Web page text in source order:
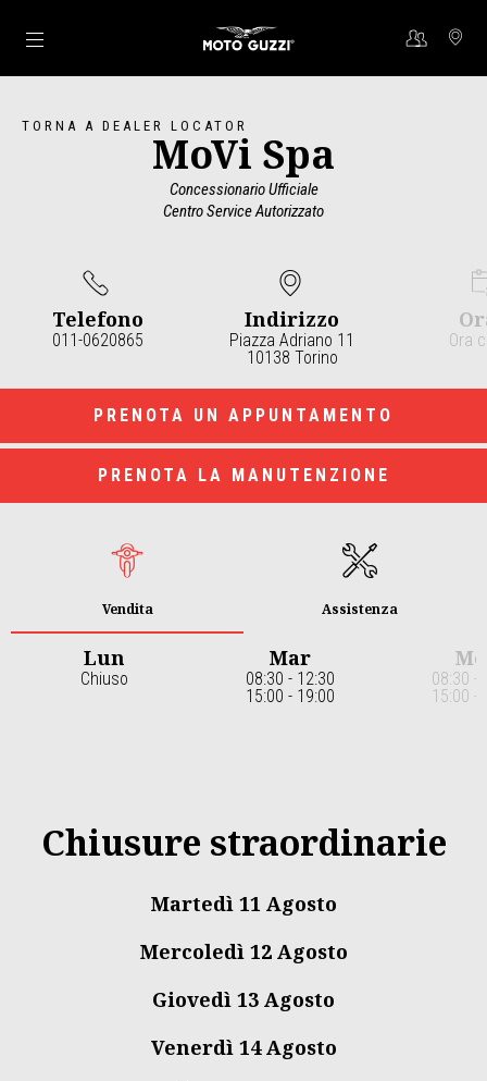
Vai al contenuto principale
TORNA A DEALER LOCATOR
MoVi Spa
Concessionario Ufficiale
Centro Service Autorizzato
Telefono
011-0620865
Indirizzo
Piazza Adriano 11
10138 Torino
Ora
of
PRENOTA UN APPUNTAMENTO
PRENOTA LA MANUTENZIONE
Vendita Assistenza
Lun
Chiuso
Mar
08:30 - 12:30
15:00 - 19:00
08:30 -
15:00 -
Chiusure straordinarie
Martedì 11 Agosto
Mercoledì 12 Agosto
Giovedì 13 Agosto
Venerdì 14 Agosto